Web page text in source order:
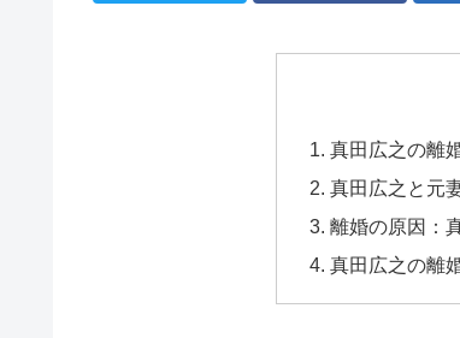
真田広之の離
真田広之と元
離婚の原因：
真田広之の離